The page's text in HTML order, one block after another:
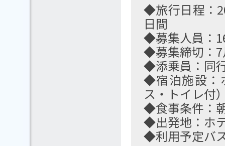
◆旅行日程：
日間
◆募集人員：
◆募集締切：
◆添乗員：同
◆宿泊施設：
ス・トイレ付
◆食事条件：
◆出発地：ホ
◆利用予定バ